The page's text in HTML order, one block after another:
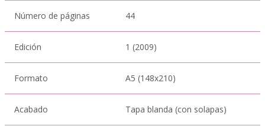
Número de páginas 44
Edición 1 (2009)
Formato A5 (148x210)
Acabado Tapa blanda (con solapas)